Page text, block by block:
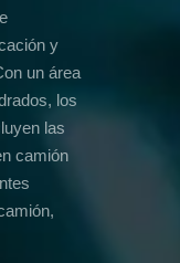
y
un área
los
las
camión